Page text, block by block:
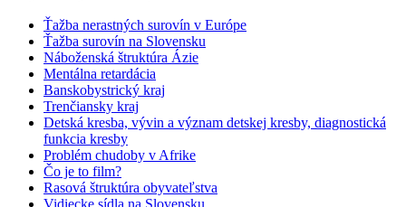
Ťažba nerastných surovín v Európe
Ťažba surovín na Slovensku
Náboženská štruktúra Ázie
Mentálna retardácia
Banskobystrický kraj
Trenčiansky kraj
Detská kresba, vývin a význam detskej kresby, diagnostická
funkcia kresby
Problém chudoby v Afrike
Čo je to film?
Rasová štruktúra obyvateľstva
Vidiecke sídla na Slovensku